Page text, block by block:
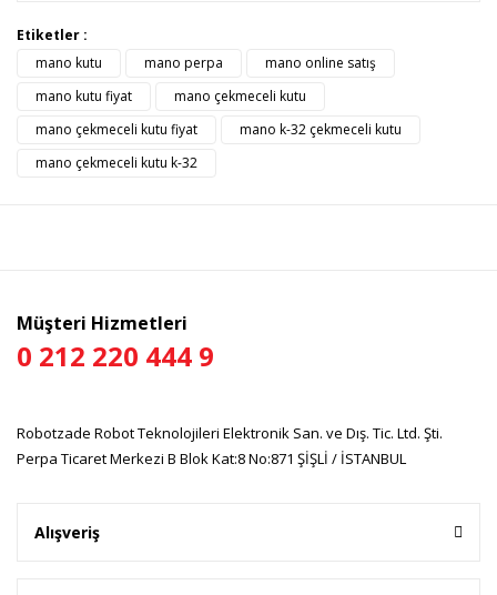
Bu ürüne ilk yorumu siz yapın!
Yorum Yaz
Bu ürünün fiyat bilgisi, resim, ürün açıklamalarında ve diğer
konularda yetersiz gördüğünüz noktaları öneri formunu
kullanarak tarafımıza iletebilirsiniz.
Görüş ve önerileriniz için teşekkür ederiz.
Etiketler :
mano kutu
mano perpa
mano online satış
mano kutu fiyat
mano çekmeceli kutu
mano çekmeceli kutu fiyat
mano k-32 çekmeceli kutu
mano çekmeceli kutu k-32
Müşteri Hizmetleri
0 212 220 444 9
Robotzade Robot Teknolojileri Elektronik San. ve Dış. Tic. Ltd. Şti.
Perpa Ticaret Merkezi B Blok Kat:8 No:871 ŞİŞLİ / İSTANBUL
Alışveriş